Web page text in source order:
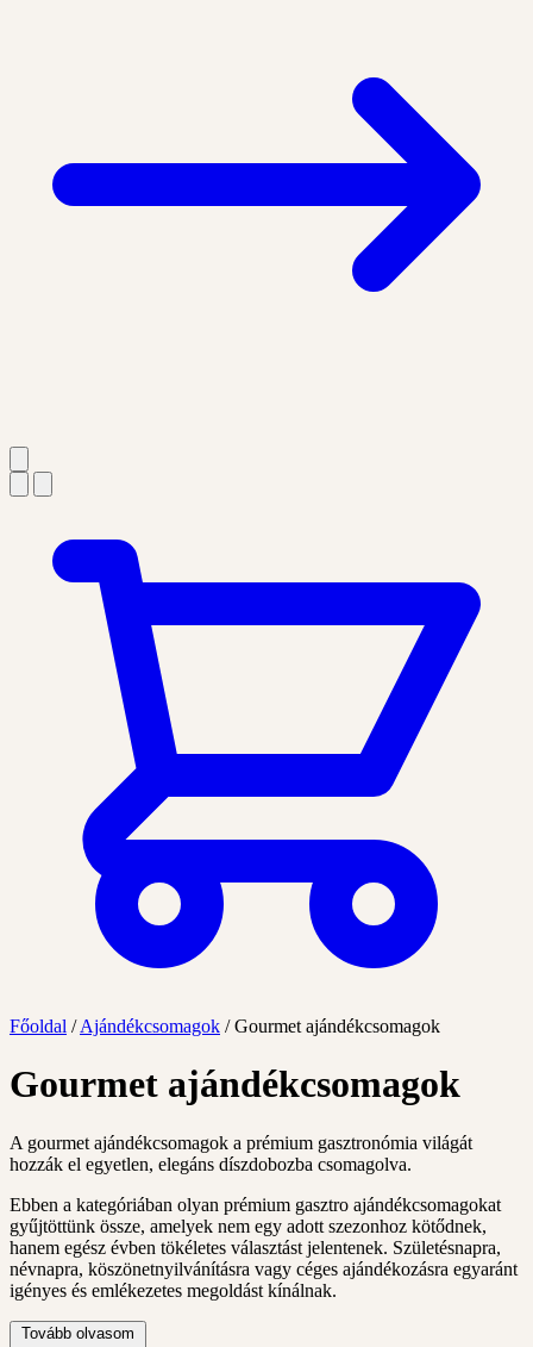
Főoldal / Ajándékcsomagok / Gourmet ajándékcsomagok
Gourmet ajándékcsomagok
A gourmet ajándékcsomagok a prémium gasztronómia világát
hozzák el egyetlen, elegáns díszdobozba csomagolva.
Ebben a kategóriában olyan prémium gasztro ajándékcsomagokat
gyűjtöttünk össze, amelyek nem egy adott szezonhoz kötődnek,
hanem egész évben tökéletes választást jelentenek. Születésnapra,
névnapra, köszönetnyilvánításra vagy céges ajándékozásra egyaránt
igényes és emlékezetes megoldást kínálnak.
Tovább olvasom